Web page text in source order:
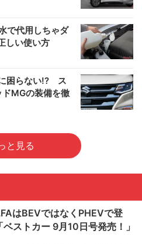
で代用しちゃダ
しい使い方
困らない!? ス
MGの装備を徹
と見る
はBEVではなくPHEVで登
ベストカー 9月10日号発売！」